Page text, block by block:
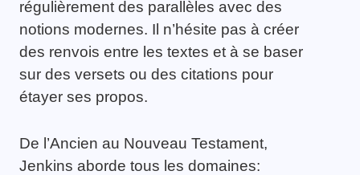
régulièrement des parallèles avec des
notions modernes. Il n’hésite pas à créer
des renvois entre les textes et à se baser
sur des versets ou des citations pour
étayer ses propos.
De l’Ancien au Nouveau Testament,
Jenkins aborde tous les domaines: